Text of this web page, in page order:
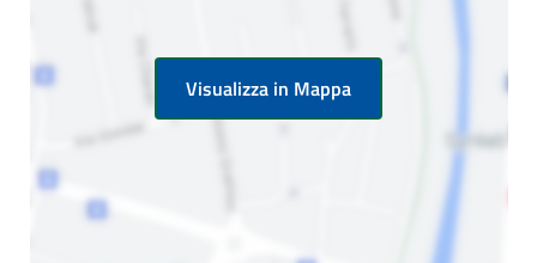
Visualizza in Mappa